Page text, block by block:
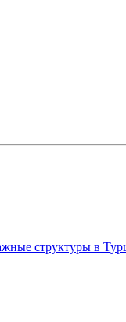
структуры в